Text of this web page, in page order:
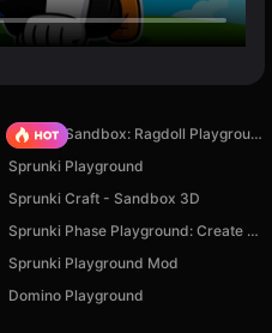
Sprunki Sandbox: Ragdoll Playground Mode
Sprunki Playground
Sprunki Craft - Sandbox 3D
Sprunki Phase Playground: Create Sprunki and Music
Sprunki Playground Mod
Domino Playground